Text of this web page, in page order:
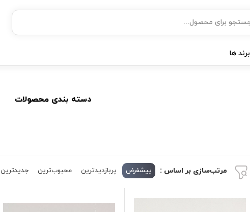
بدون ضامن، بدون سود
خرید قسطی با ترب‌پی
برند ها
دسته بندی محصولات
مرتب‌سازی بر اساس : پیشفرض پربازدیدترین محبوب‌ترین جدیدترین